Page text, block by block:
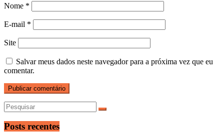
Nome *
E-mail *
Site
Salvar meus dados neste navegador para a próxima vez que eu
comentar.
Posts recentes